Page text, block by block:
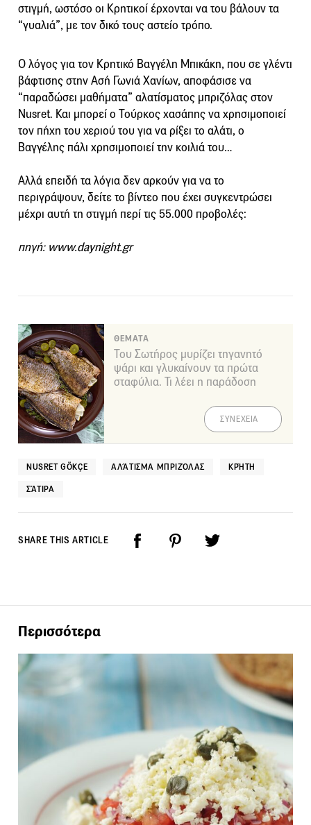
στιγμή, ωστόσο οι Κρητικοί έρχονται να του βάλουν τα
“γυαλιά”, με τον δικό τους αστείο τρόπο.
Ο λόγος για τον Κρητικό Βαγγέλη Μπικάκη, που σε γλέντι
βάφτισης στην Ασή Γωνιά Χανίων, αποφάσισε να
“παραδώσει μαθήματα” αλατίσματος μπριζόλας στον
Nusret. Και μπορεί ο Τούρκος χασάπης να χρησιμοποιεί
τον πήχη του χεριού του για να ρίξει το αλάτι, ο
Βαγγέλης πάλι χρησιμοποιεί την κοιλιά του…
Αλλά επειδή τα λόγια δεν αρκούν για να το
περιγράψουν, δείτε το βίντεο που έχει συγκεντρώσει
μέχρι αυτή τη στιγμή περί τις 55.000 προβολές:
πηγή: www.daynight.gr
ΘΕΜΑΤΑ
Του Σωτήρος μυρίζει τηγανητό
ψάρι και γλυκαίνουν τα πρώτα
σταφύλια. Τι λέει η παράδοση
ΣΥΝΕΧΕΙΑ
NUSRET GÖKÇE ΑΛΆΤΙΣΜΑ ΜΠΡΙΖΌΛΑΣ ΚΡΉΤΗ
ΣΆΤΙΡΑ
SHARE THIS ARTICLE
Περισσότερα